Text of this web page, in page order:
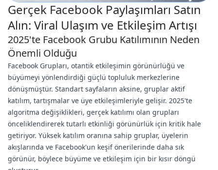
Gerçek Facebook Paylaşımları Satın
Alın: Viral Ulaşım ve Etkileşim Artışı
2025'te Facebook Grubu Katılımının Neden
Önemli Olduğu
Facebook Grupları, otantik etkileşimin görünürlüğü ve
büyümeyi yönlendirdiği güçlü topluluk merkezlerine
dönüşmüştür. Standart sayfaların aksine, gruplar aktif
katılım, tartışmalar ve üye etkileşimleriyle gelişir. 2025'te
algoritma değişiklikleri, gerçek katılımı olan grupları
önceliklendirerek tutarlı etkinliği görünürlük için kritik hale
getiriyor. Yüksek katılım oranına sahip gruplar, üyelerin
akışlarında ve Facebook'un keşif önerilerinde daha sık
görünür, böylece büyüme ve etkileşim için bir kısır döngü